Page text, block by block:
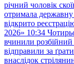
річний чоловік
отримала
відкрито
2026» 10:34
вчинили розбійний
відправили за
внаслідок